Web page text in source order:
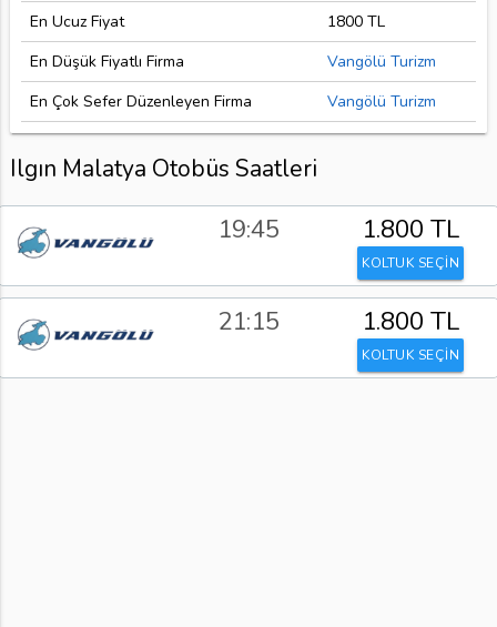
En Ucuz Fiyat
1800 TL
En Düşük Fiyatlı Firma
Vangölü Turizm
En Çok Sefer Düzenleyen Firma
Vangölü Turizm
Ilgın Malatya Otobüs Saatleri
19:45 1.800 TL
KOLTUK SEÇİN
21:15 1.800 TL
KOLTUK SEÇİN